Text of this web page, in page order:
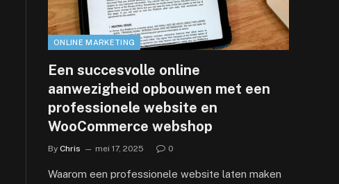
ONLINE MARKETING
Een succesvolle online
aanwezigheid opbouwen met een
professionele website en
WooCommerce webshop
By Chris mei 17, 2025 0
Waarom een professionele website laten maken